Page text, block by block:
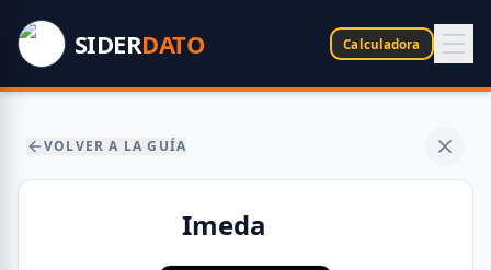
SIDERDATO Calculadora
VOLVER A LA GUÍA
Imeda